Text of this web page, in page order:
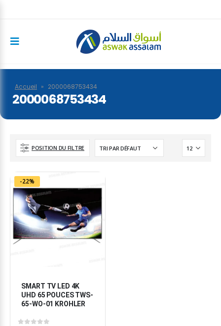
Accueil » 2000068753434
2000068753434
POSITION DU FILTRE
-22%
SMART TV LED 4K
UHD 65 POUCES TWS-
65-WO-01 KROHLER